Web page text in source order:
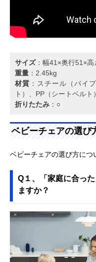
サイズ：幅41×奥行51×高
重量 ：2.45kg
材質 ：スチール（パイ
ト）、PP（シートベルト
折りたたみ ：○
ベビーチェアの選び
ベビーチェアの選び方につ
Q１、「家庭に合っ
ますか？